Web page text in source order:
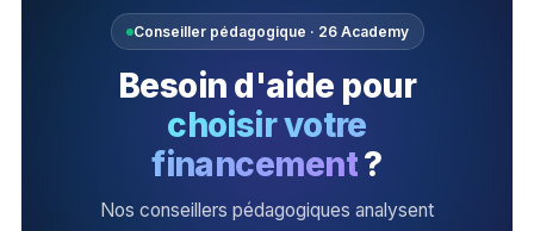
Conseiller pédagogique · 26 Academy
Besoin d'aide pour
choisir votre
financement?
Nos conseillers pédagogiques analysent